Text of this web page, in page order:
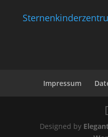
Impressum
Designed by